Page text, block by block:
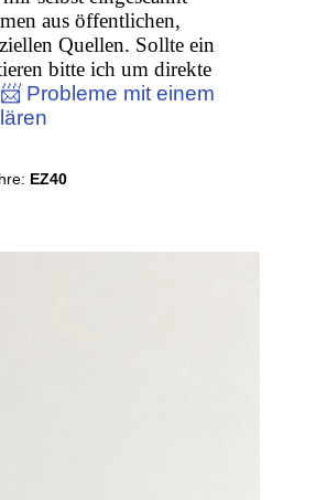
aus öffentlichen,
Quellen. Sollte ein
bitte ich um direkte
📨 Probleme mit einem
EZ40